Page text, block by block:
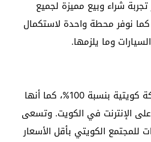
شراء وبيع مميزة لجميع
كما نوفر محطة واحدة لاستكمال
وما يلزمها.
يُذكر أنَّ شركة نتله هي شركة كويتية بنسبة 100%، كما أنها
على الإنترنت في الكويت. وتسعى
للمجتمع الكويتي بأقل الأسعار